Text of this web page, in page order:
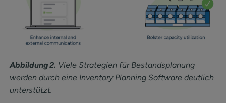
Abbildung 2. Viele Strategien für Bestandsplanung
werden durch eine Inventory Planning Software deutlich
unterstützt.